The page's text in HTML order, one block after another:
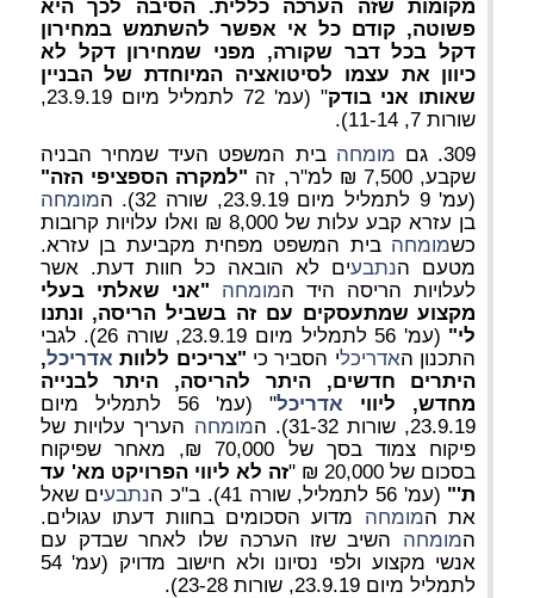
מקומות שזה הערכה כללית. הסיבה לכך היא
פשוטה, קודם כל אי אפשר להשתמש במחירון
דקל בכל דבר שקורה, מפני שמחירון דקל לא
כיוון את עצמו לסיטואציה המיוחדת של הבניין
שאותו אני בודק
" (עמ' 72 לתמליל מיום 23.9.19,
שורות 7, 11-14).
309. גם
מומחה בית המשפט העיד שמחיר הבניה
שקבע, 7,500 ₪ למ"ר, זה
"למקרה הספציפי הזה"
(עמ' 9 לתמליל מיום 23.9.19, שורה 32). ה
מומחה
בן עזרא קבע עלות של 8,000 ₪ ואלו עלויות קרובות
כשמומחה בית המשפט מפחית מקביעת בן עזרא.
מטעם הנתבעים לא הובאה כל חוות דעת. אשר
לעלויות הריסה היד המומחה
"אני שאלתי בעלי
מקצוע שמתעסקים עם זה בשביל הריסה, ונתנו
לי"
(עמ' 56 לתמליל מיום 23.9.19, שורה 26). לגבי
התכנון האדריכלי הסביר כי "צריכים ללוות אדריכל,
היתרים חדשים, היתר להריסה, היתר לבנייה
מחדש, ליווי אדריכל
" (עמ' 56 לתמליל מיום
23.9.19, שורות 31-32). ה
מומחה העריך עלויות של
פיקוח צמוד בסך של 70,000 ₪, מאחר שפיקוח
בסכום של 20,000 ₪ "
זה לא ליווי הפרויקט מא' עד
ת'" (עמ' 56 לתמליל, שורה 41). ב"כ ה נתבעים שאל
את המומחה מדוע הסכומים בחוות דעתו עגולים.
המומחה השיב שזו הערכה שלו לאחר שבדק עם
אנשי מקצוע ולפי נסיונו ולא חישוב מדויק (עמ' 54
לתמליל מיום 23.9.19, שורות 23-28).